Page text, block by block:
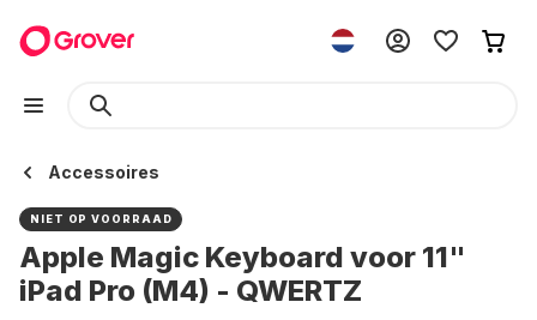
Accessoires
NIET OP VOORRAAD
Apple Magic Keyboard voor 11"
iPad Pro (M4) - QWERTZ